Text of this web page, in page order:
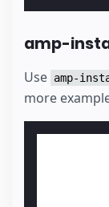
amp-
Use amp-
more